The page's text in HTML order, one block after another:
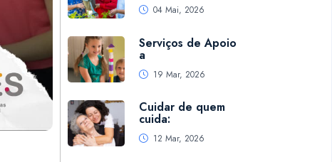
04 Mai, 2026
Serviços de Apoio
a
19 Mar, 2026
Cuidar de quem
cuida:
12 Mar, 2026